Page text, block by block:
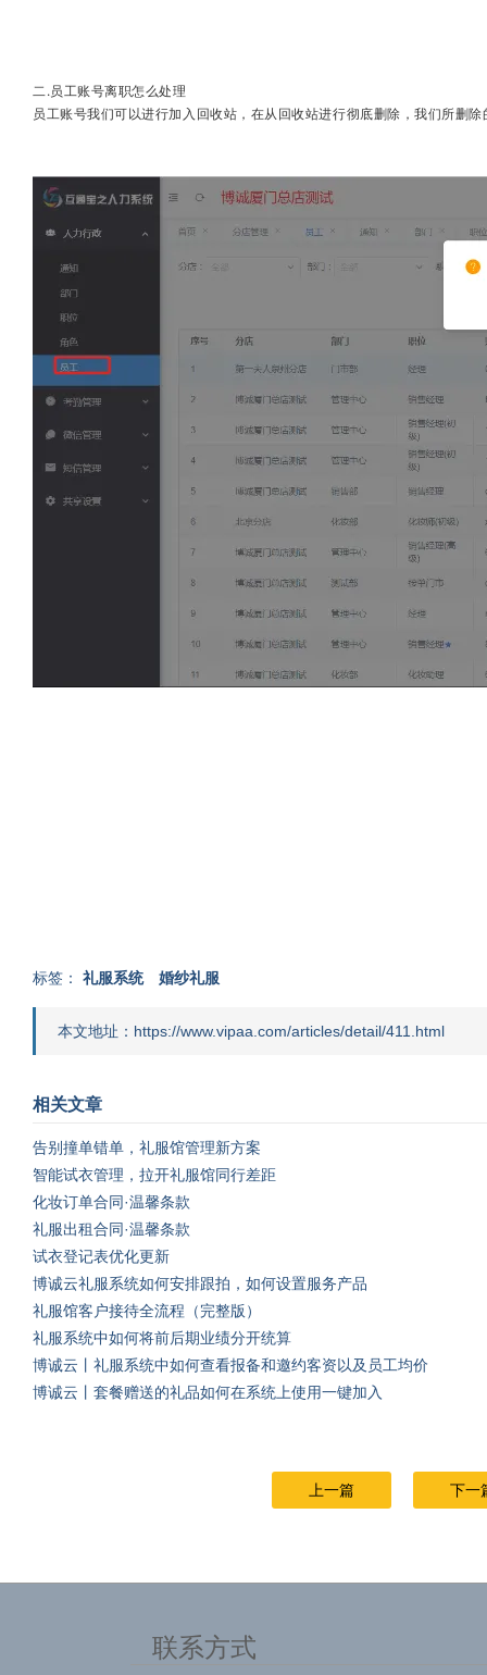
二.员工账号离职怎么处理
员工账号我们可以进行加入回收站，在从回收站进行彻底删除，我们所删
标签： 礼服系统 婚纱礼服
本文地址：https://www.vipaa.com/articles/detail/411.html
相关文章
告别撞单错单，礼服馆管理新方案
智能试衣管理，拉开礼服馆同行差距
化妆订单合同·温馨条款
礼服出租合同·温馨条款
试衣登记表优化更新
博诚云礼服系统如何安排跟拍，如何设置服务产品
礼服馆客户接待全流程（完整版）
礼服系统中如何将前后期业绩分开统算
博诚云丨礼服系统中如何查看报备和邀约客资以及员工均价
博诚云丨套餐赠送的礼品如何在系统上使用一键加入
上一篇 下一
联系方式